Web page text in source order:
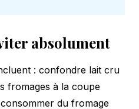
absolument
: confondre lait cru
fromages à la coupe
du fromage